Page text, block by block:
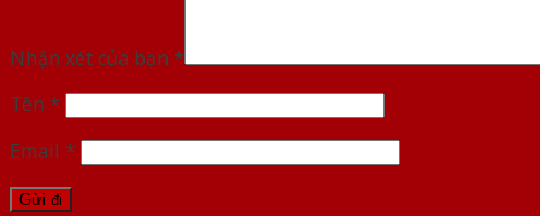
Nhận xét của bạn *
Tên *
Email *